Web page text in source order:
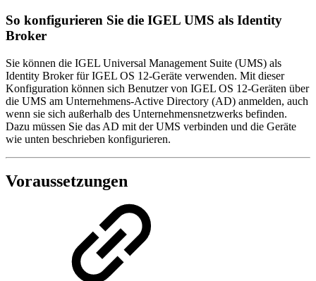
So konfigurieren Sie die IGEL UMS als Identity
Broker
Sie können die IGEL Universal Management Suite (UMS) als
Identity Broker für IGEL OS 12-Geräte verwenden. Mit dieser
Konfiguration können sich Benutzer von IGEL OS 12-Geräten über
die UMS am Unternehmens-Active Directory (AD) anmelden, auch
wenn sie sich außerhalb des Unternehmensnetzwerks befinden.
Dazu müssen Sie das AD mit der UMS verbinden und die Geräte
wie unten beschrieben konfigurieren.
Voraussetzungen